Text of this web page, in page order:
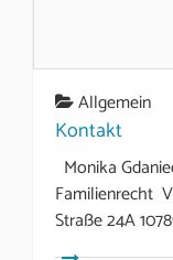
Allgemein
Kontakt
Monika
Familienrecht
Straße 24A